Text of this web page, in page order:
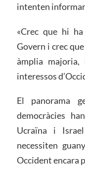
intenten
«Crec que hi
Govern i crec
àmplia
interessos
El panorama
democràcies
Ucraïna i
necessiten
Occident encara